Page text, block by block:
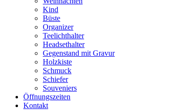
Kind
Büste
Organizer
Teelichthalter
Headsethalter
Gegenstand mit Gravur
Holzkiste
Schmuck
Schiefer
Souveniers
Öffnungszeiten
Kontakt